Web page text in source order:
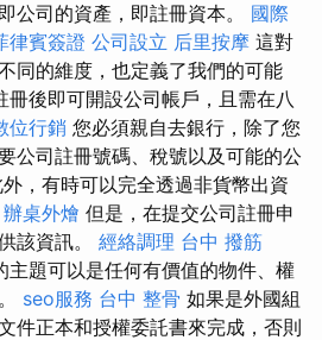
公司的資產，即註冊資本。 國際
律賓簽證 公司設立 后里按摩 這對
同的維度，也定義了我們的可能
冊後即可開設公司帳戶，且需在八
位行銷 您必須親自去銀行，除了您
公司註冊號碼、稅號以及可能的公
，有時可以完全透過非貨幣出資
辦桌外燴 但是，在提交公司註冊申
該資訊。 經絡調理 台中 撥筋
主題可以是任何有價值的物件、權
seo服務 台中 整骨 如果是外國組
件正本和授權委託書來完成，否則